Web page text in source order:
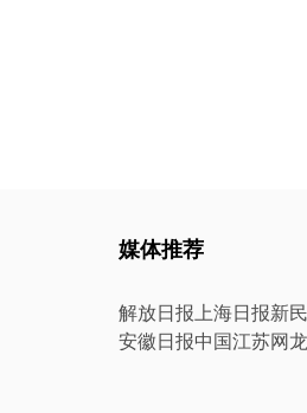
媒体推荐
解放日报上海日报新
安徽日报中国江苏网